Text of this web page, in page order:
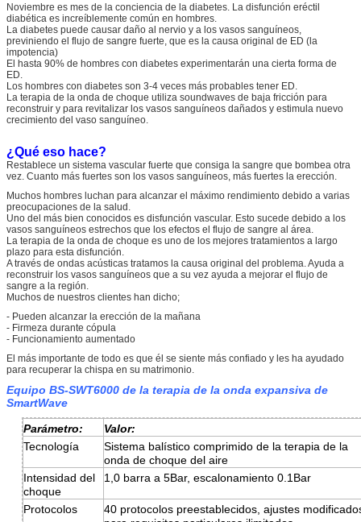
Noviembre es mes de la conciencia de la diabetes. La disfunción eréctil
diabética es increíblemente común en hombres.
La diabetes puede causar daño al nervio y a los vasos sanguíneos,
previniendo el flujo de sangre fuerte, que es la causa original de ED (la
impotencia)
El hasta 90% de hombres con diabetes experimentarán una cierta forma de
ED.
Los hombres con diabetes son 3-4 veces más probables tener ED.
La terapia de la onda de choque utiliza soundwaves de baja fricción para
reconstruir y para revitalizar los vasos sanguíneos dañados y estimula nuevo
crecimiento del vaso sanguíneo.
¿Qué eso hace?
Restablece un sistema vascular fuerte que consiga la sangre que bombea otra
vez. Cuanto más fuertes son los vasos sanguíneos, más fuertes la erección.
Muchos hombres luchan para alcanzar el máximo rendimiento debido a varias
preocupaciones de la salud.
Uno del más bien conocidos es disfunción vascular. Esto sucede debido a los
vasos sanguíneos estrechos que los efectos el flujo de sangre al área.
La terapia de la onda de choque es uno de los mejores tratamientos a largo
plazo para esta disfunción.
A través de ondas acústicas tratamos la causa original del problema. Ayuda a
reconstruir los vasos sanguíneos que a su vez ayuda a mejorar el flujo de
sangre a la región.
Muchos de nuestros clientes han dicho;
- Pueden alcanzar la erección de la mañana
- Firmeza durante cópula
- Funcionamiento aumentado
El más importante de todo es que él se siente más confiado y les ha ayudado
para recuperar la chispa en su matrimonio.
Equipo BS-SWT6000 de la terapia de la onda expansiva de
SmartWave
Parámetro:
Valor:
Tecnología
Sistema balístico comprimido de la terapia de la
onda de choque del aire
Intensidad del
choque
1,0 barra a 5Bar, escalonamiento 0.1Bar
Protocolos
40 protocolos preestablecidos, ajustes